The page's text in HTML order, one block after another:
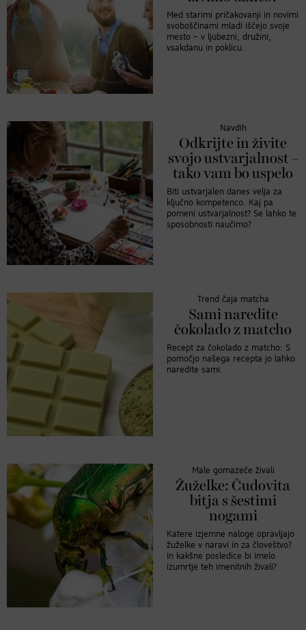
Med starimi pričakovanji in novimi
svoboščinami mladi iščejo svoje
mesto – v ljubezni, družini,
vsakdanu in poklicu.
Navdih
Odkrijte in živite
svojo ustvarjalnost –
tako vam bo uspelo
Biti ustvarjalen danes velja za
ključno kompetenco. Kaj pa
pomeni ustvarjalnost? Se lahko te
sposobnosti naučimo?
Trend čaja matcha
Sami naredite
čokolado z matcho
Recept za čokolado z matcho: S
pomočjo našega recepta jo lahko
naredite sami.
Male gomazeče živali
Žuželke: Čudovita
bitja s šestimi
nogami
Katere izjemne naloge opravljajo
žuželke v naravi in za človeštvo?
In kakšne posledice bi imelo
izumrtje teh imenitnih živali?